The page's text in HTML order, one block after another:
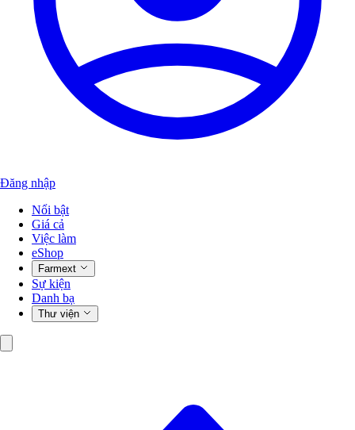
Đăng nhập
Nổi bật
Giá cả
Việc làm
eShop
Farmext
Sự kiện
Danh bạ
Thư viện